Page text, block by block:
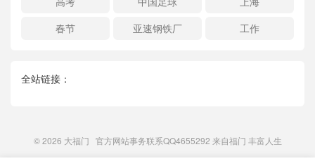
春节
亚速钢铁厂 工作
全站链接：
© 2026 大福门 官方网站事务联系QQ4655292 来自福门 丰富人生